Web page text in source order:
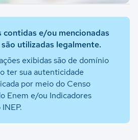
contidas e/ou mencionadas
utilizadas legalmente.
exibidas são de domínio
ter sua autenticidade
por meio do Censo
Enem e/ou Indicadores